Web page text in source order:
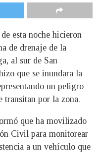
esta noche hicieron
de drenaje de la
al sur de San
que se inundara la
un peligro
transitan por la zona.
que ha movilizado
Civil para monitorear
a un vehículo que